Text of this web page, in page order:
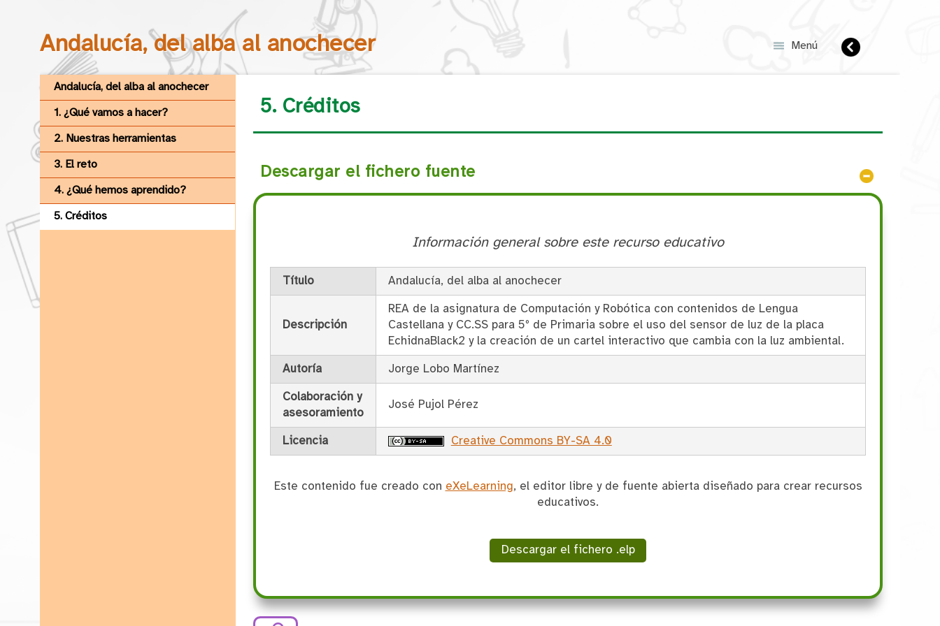
Saltar la navegación
Andalucía, del alba al anochecer Menú
Andalucía, del alba al anochecer
1. ¿Qué vamos a hacer?
2. Nuestras herramientas
3. El reto
4. ¿Qué hemos aprendido?
5. Créditos
5. Créditos
Descargar el fichero fuente
Información general sobre este recurso educativo
Título Andalucía, del alba al anochecer
Descripción
REA de la asignatura de Computación y Robótica con contenidos de Lengua
Castellana y CC.SS para 5º de Primaria sobre el uso del sensor de luz de la placa
EchidnaBlack2 y la creación de un cartel interactivo que cambia con la luz ambiental.
Autoría Jorge Lobo Martínez
Colaboración y
asesoramiento
José Pujol Pérez
Licencia Creative Commons BY-SA 4.0
Este contenido fue creado con eXeLearning, el editor libre y de fuente abierta diseñado para crear recursos
educativos.
Descargar el fichero .elp